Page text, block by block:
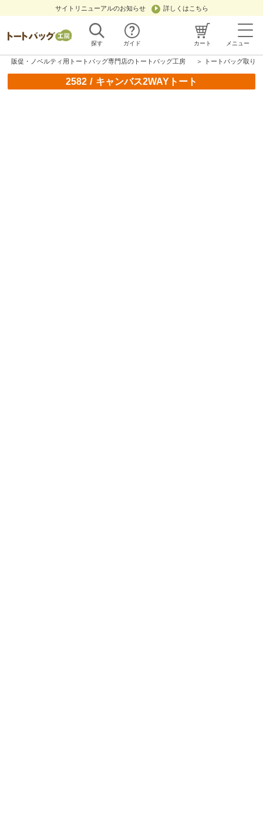
サイトリニューアルのお知らせ 詳しくはこちら
探す ガイド カート メニュー
販促・ノベルティ用トートバッグ専門店のトートバッグ工房 ＞ トートバッグ取り
2582/ キャンバス2WAYトート